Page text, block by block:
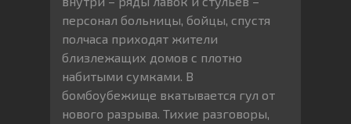
персонал больницы, бойцы, спустя
полчаса приходят жители
близлежащих домов с плотно
набитыми сумками. В
бомбоубежище вкатывается гул от
нового разрыва. Тихие разговоры,